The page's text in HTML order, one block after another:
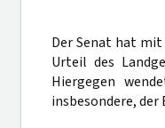
Der Senat hat mit
Urteil des
Hiergegen
insbesondere, der